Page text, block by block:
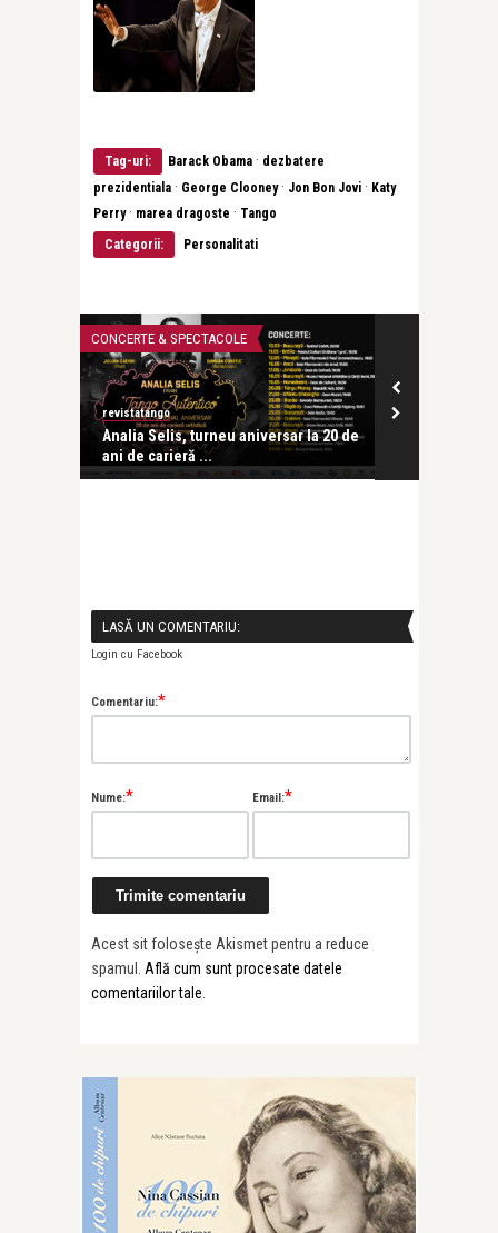
Tag-uri: Barack Obama · dezbatere
prezidentiala · George Clooney· Jon Bon Jovi · Katy
Perry· marea dragoste · Tango
Categorii:
Personalitati
CONCERTE & SPECTACOLE
revistatango
Analia Selis, turneu aniversar la 20 de
ani de carieră ...
LASĂ UN COMENTARIU:
Login cu Facebook
Comentariu:*
Nume:* Email:*
Acest sit folosește Akismet pentru a reduce
spamul. Află cum sunt procesate datele
comentariilor tale